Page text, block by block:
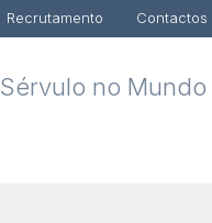
Recrutamento Contactos
Sérvulo no Mundo